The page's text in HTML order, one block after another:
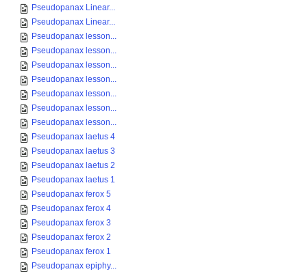
Pseudopanax Linear...
Pseudopanax Linear...
Pseudopanax lesson...
Pseudopanax lesson...
Pseudopanax lesson...
Pseudopanax lesson...
Pseudopanax lesson...
Pseudopanax lesson...
Pseudopanax lesson...
Pseudopanax laetus 4
Pseudopanax laetus 3
Pseudopanax laetus 2
Pseudopanax laetus 1
Pseudopanax ferox 5
Pseudopanax ferox 4
Pseudopanax ferox 3
Pseudopanax ferox 2
Pseudopanax ferox 1
Pseudopanax epiphy...